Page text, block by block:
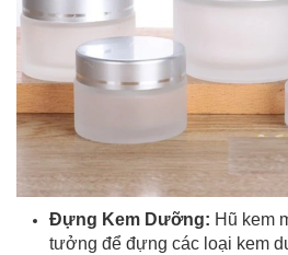
Đựng Kem Dưỡng: Hũ kem
tưởng để đựng các loại kem